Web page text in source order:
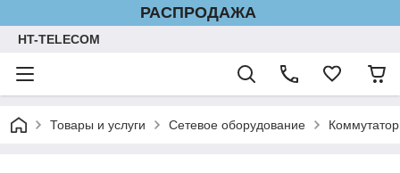
РАСПРОДАЖА
HT-TELECOM
Товары и услуги Сетевое оборудование